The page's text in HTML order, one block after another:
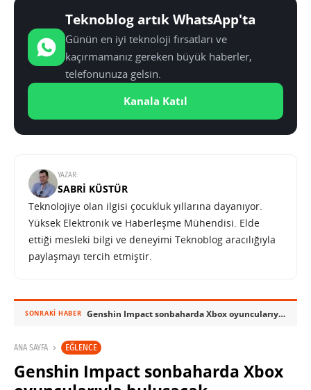
Teknoblog artık WhatsApp'ta
Günün en iyi teknoloji fırsatları ve
kaçırmamanız gereken büyük haberler,
telefonunuza gelsin.
Kanala Katıl
YAZAR:
SABRI KÜSTÜR
Teknolojiye olan ilgisi çocukluk yıllarına dayanıyor.
Yüksek Elektronik ve Haberleşme Mühendisi. Elde
ettiği mesleki bilgi ve deneyimi Teknoblog aracılığıyla
paylaşmayı tercih etmiştir.
SONRAKI HABER Genshin Impact sonbaharda Xbox oyuncularıyla buluşacak
ANA SAYFA EĞLENCE
Genshin Impact sonbaharda Xbox